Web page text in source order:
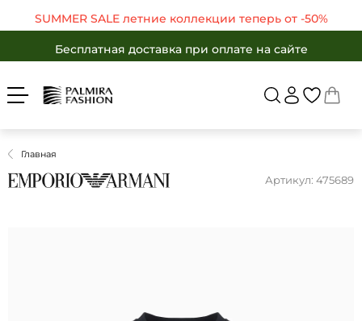
SUMMER SALE летние коллекции теперь от -50%
SUMMER SALE летние коллекции теперь от -50%
Бесплатная доставка при оплате на сайте
Бесплатная доставка при оплате на сайте
Войти УкрРус
ЖЕНЩИНАММУЖЧИНАМ
ОБУВЬ
Вернуться в
Каталог
Главная
Артикул: 475689